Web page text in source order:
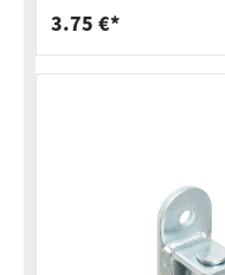
3.75 €*